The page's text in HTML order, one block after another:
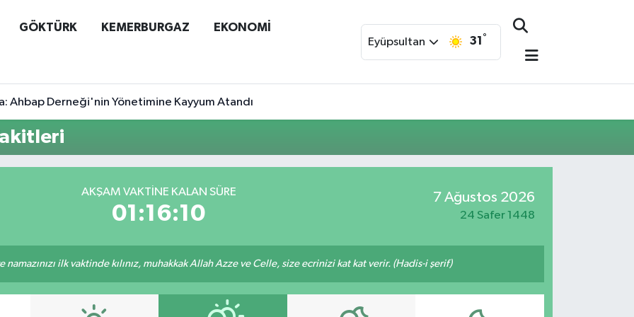
GÖKTÜRK KEMERBURGAZ EKONOMİ
Eyüpsultan 31 °
Ahbap Derneği'nin Yönetimine Kayyum Atandı
AKŞAM VAKTINE KALAN SÜRE
01:16:10
7 Ağustos 2026
24 Safer 1448
ilk vaktinde kılınız, muhakkak Allah Azze ve Celle, size ecrinizi kat kat verir. (Hadis-i şerif)